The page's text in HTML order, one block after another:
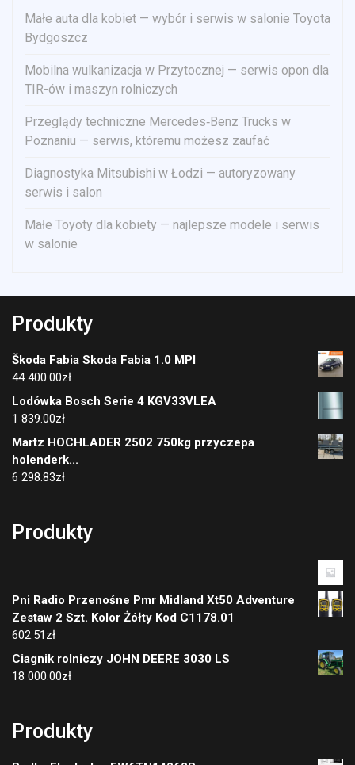
Małe auta dla kobiet — wybór i serwis w salonie Toyota
Bydgoszcz
Mobilna wulkanizacja w Przytocznej — serwis opon dla
TIR-ów i maszyn rolniczych
Przeglądy techniczne Mercedes‑Benz Trucks w
Poznaniu — serwis, któremu możesz zaufać
Diagnostyka Mitsubishi w Łodzi — autoryzowany
serwis i salon
Małe Toyoty dla kobiety — najlepsze modele i serwis
w salonie
Produkty
Škoda Fabia Skoda Fabia 1.0 MPI
44 400.00zł
Lodówka Bosch Serie 4 KGV33VLEA
1 839.00zł
Martz HOCHLADER 2502 750kg przyczepa
holenderk...
6 298.83zł
Produkty
Pni Radio Przenośne Pmr Midland Xt50 Adventure
Zestaw 2 Szt. Kolor Żółty Kod C1178.01
602.51 zł
Ciagnik rolniczy JOHN DEERE 3030 LS
18 000.00zł
Produkty